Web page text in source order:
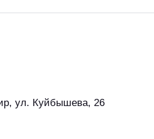
ул. Куйбышева, 26